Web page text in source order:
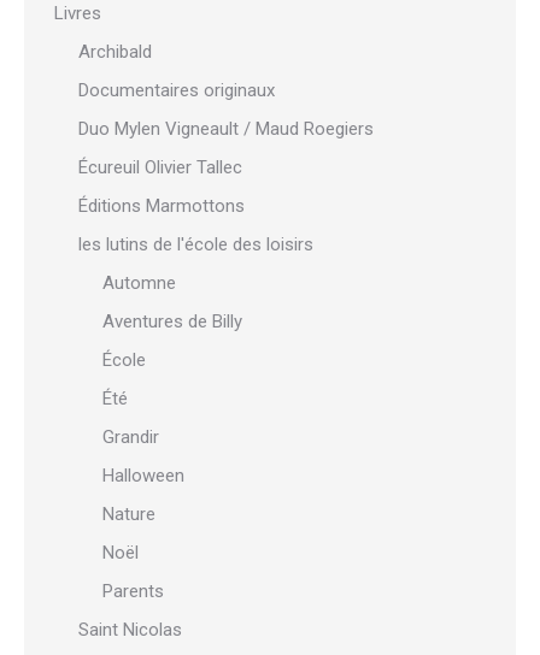
Livres
Archibald
Documentaires originaux
Duo Mylen Vigneault / Maud Roegiers
Écureuil Olivier Tallec
Éditions Marmottons
les lutins de l'école des loisirs
Automne
Aventures de Billy
École
Été
Grandir
Halloween
Nature
Noël
Parents
Saint Nicolas